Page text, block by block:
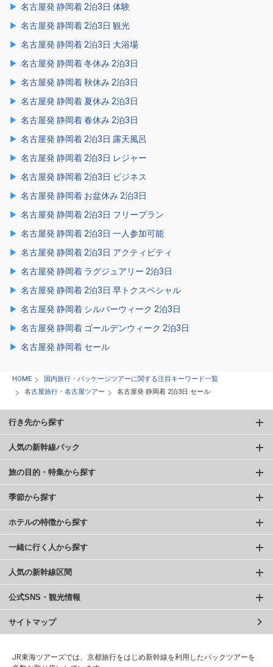
名古屋発 静岡着 2泊3日 体験
名古屋発 静岡着 2泊3日 観光
名古屋発 静岡着 2泊3日 大浴場
名古屋発 静岡着 冬休み 2泊3日
名古屋発 静岡着 秋休み 2泊3日
名古屋発 静岡着 夏休み 2泊3日
名古屋発 静岡着 春休み 2泊3日
名古屋発 静岡着 2泊3日 露天風呂
名古屋発 静岡着 2泊3日 レジャー
名古屋発 静岡着 2泊3日 ビジネス
名古屋発 静岡着 お盆休み 2泊3日
名古屋発 静岡着 2泊3日 フリープラン
名古屋発 静岡着 2泊3日 一人参加可能
名古屋発 静岡着 2泊3日 アクティビティ
名古屋発 静岡着 ラグジュアリー 2泊3日
名古屋発 静岡着 2泊3日 早トクスペシャル
名古屋発 静岡着 シルバーウィーク 2泊3日
名古屋発 静岡着 ゴールデンウィーク 2泊3日
名古屋発 静岡着 セール
HOME
国内旅行・パッケージツアーに関する注目キーワード一覧
名古屋旅行・名古屋ツアー
名古屋発 静岡着 2泊3日 セール
行き先から探す
人気の新幹線パック
旅の目的・特集から探す
季節から探す
ホテルの特徴から探す
一緒に行く人から探す
人気の新幹線区間
公式SNS・観光情報
サイトマップ
JR東海ツアーズでは、京都旅行をはじめ新幹線を利用したパックツアーを